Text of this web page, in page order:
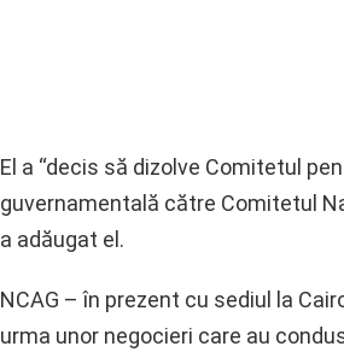
El a “decis să dizolve Comitetul
guvernamentală către Comitetul
a adăugat el.
NCAG – în prezent cu sediul la
urma unor negocieri care au